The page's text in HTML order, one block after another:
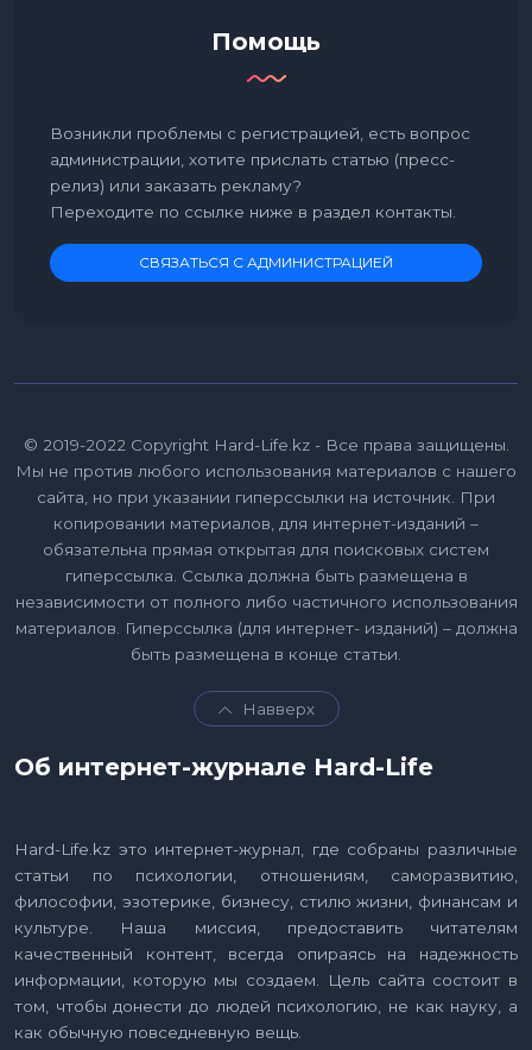
Помощь
Возникли проблемы с регистрацией, есть вопрос
администрации, хотите прислать статью (пресс-
релиз) или заказать рекламу?
Переходите по ссылке ниже в раздел контакты.
СВЯЗАТЬСЯ С АДМИНИСТРАЦИЕЙ
© 2019-2022 Copyright Hard-Life.kz - Все права защищены.
Мы не против любого использования материалов с нашего
сайта, но при указании гиперссылки на источник. При
копировании материалов, для интернет-изданий –
обязательна прямая открытая для поисковых систем
гиперссылка. Ссылка должна быть размещена в
независимости от полного либо частичного использования
материалов. Гиперссылка (для интернет- изданий) – должна
быть размещена в конце статьи.
Навверх
Об интернет-журнале Hard-Life
Hard-Life.kz это интернет-журнал, где собраны различные
статьи по психологии, отношениям, саморазвитию,
философии, эзотерике, бизнесу, стилю жизни, финансам и
культуре. Наша миссия, предоставить читателям
качественный контент, всегда опираясь на надежность
информации, которую мы создаем. Цель сайта состоит в
том, чтобы донести до людей психологию, не как науку, а
как обычную повседневную вещь.